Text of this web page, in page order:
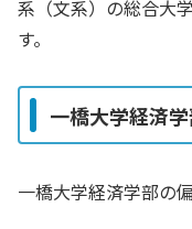
系（文系）の総合大
す。
一橋大学経済
一橋大学経済学部の